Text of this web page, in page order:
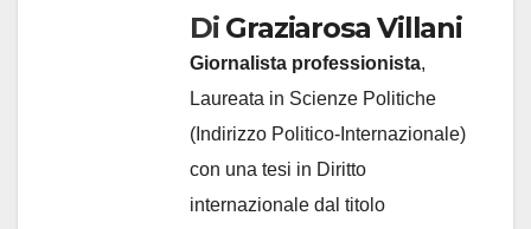
Di Graziarosa Villani
Giornalista professionista,
Laureata in Scienze Politiche
(Indirizzo Politico-Internazionale)
con una tesi in Diritto
internazionale dal titolo